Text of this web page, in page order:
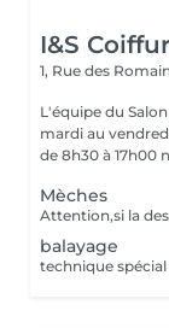
I&S
1, Rue des
L'équipe du
mardi au
de 8h30 à 17h00
Mèches
balayage
technique